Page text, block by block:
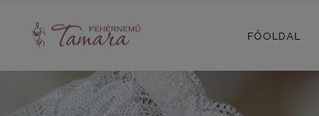
FŐOLDAL